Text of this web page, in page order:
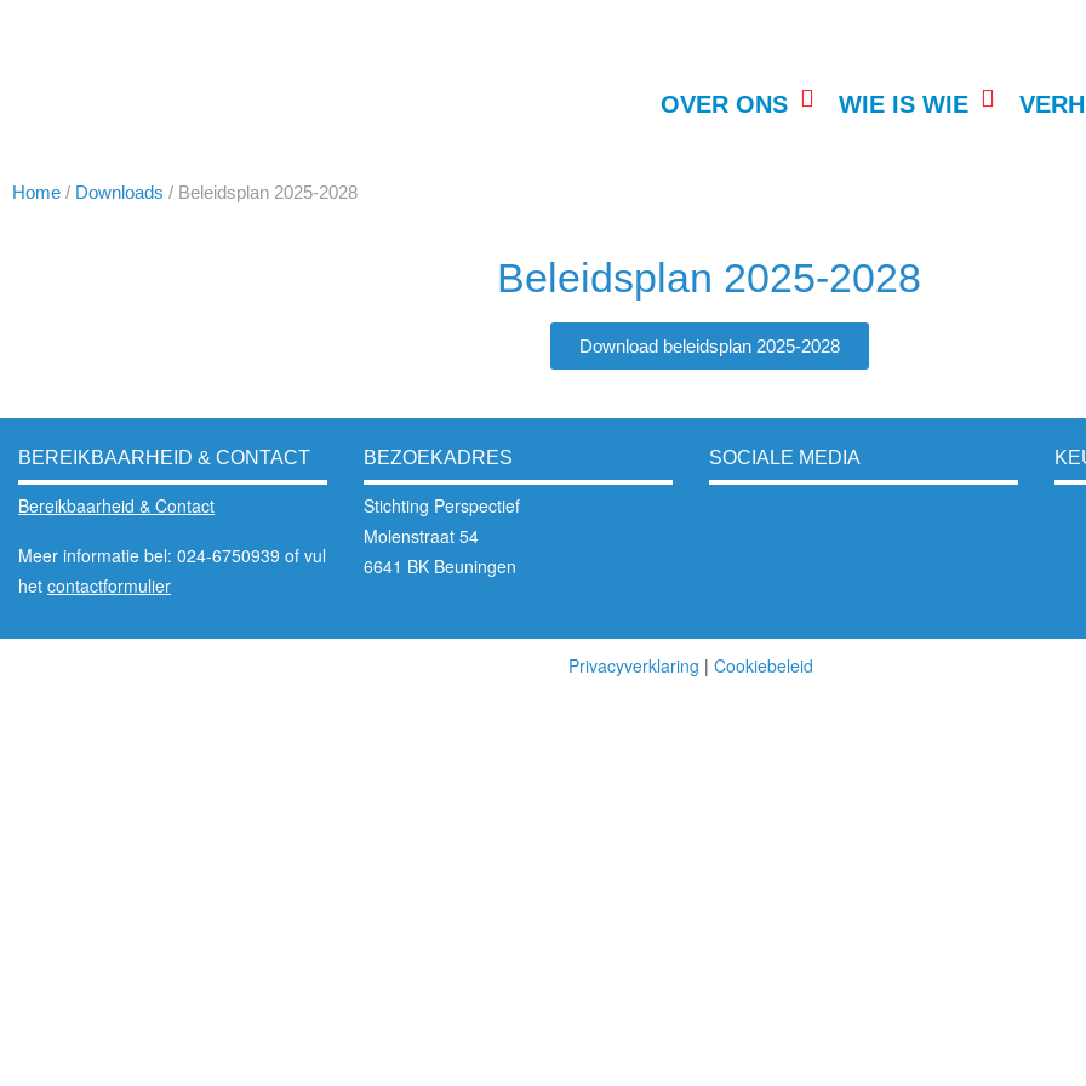
OVER ONS WIE IS WIE
Home / Downloads / Beleidsplan 2025-2028
Beleidsplan 2025-2028
Download beleidsplan 2025-2028
BEREIKBAARHEID & CONTACT
Bereikbaarheid & Contact
Meer informatie bel: 024-6750939 of vul
het contactformulier
BEZOEKADRES
Stichting Perspectief
Molenstraat 54
6641 BK Beuningen
SOCIALE MEDIA
Privacyverklaring | Cookiebeleid